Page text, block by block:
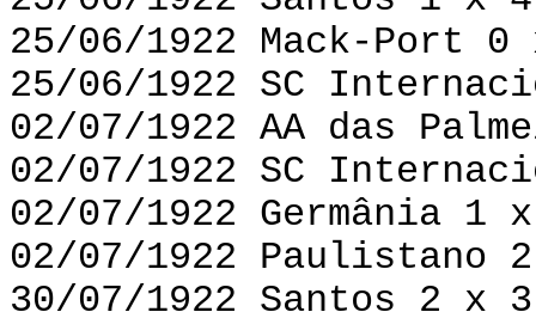
25/06/1922 Mack-Port
25/06/1922 SC
02/07/1922 AA das
02/07/1922 SC
02/07/1922 Germânia 1
02/07/1922 Paulistano
30/07/1922 Santos 2 x